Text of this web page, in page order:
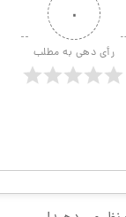
۰
رأی دهی به مطلب